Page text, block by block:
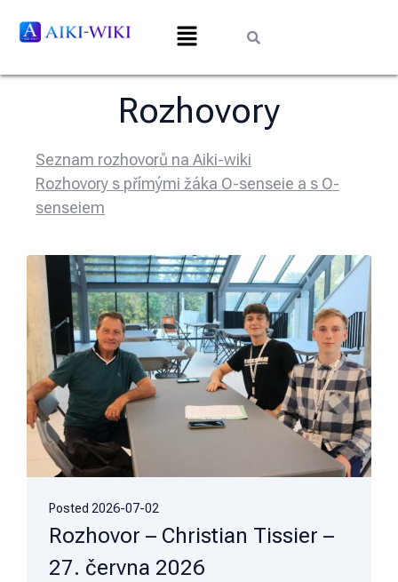
Rozhovory
Seznam rozhovorů na Aiki-wiki
Rozhovory s přímými žáka O-senseie a s O-
senseiem
Posted 2026-07-02
Rozhovor – Christian Tissier –
27. června 2026